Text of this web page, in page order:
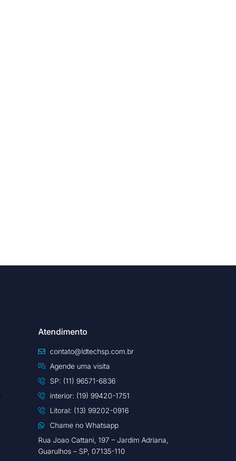
Atendimento
contato@ldtechsp.com.br
Agende uma visita
SP: (11) 96571-6836
interior: (19) 99420-1751
Litoral: (13) 99202-0916
Chame no Whatsapp
Rua Joao Cattani, 197 – Jardim Adriana,
Guarulhos – SP, 07135-110